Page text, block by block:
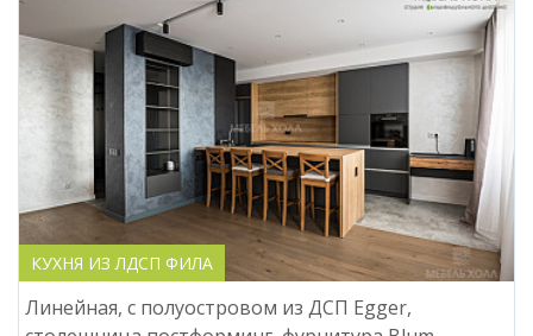
КУХНЯ ИЗ ЛДСП ФИЛА
Линейная, с полуостровом из ДСП Egger,